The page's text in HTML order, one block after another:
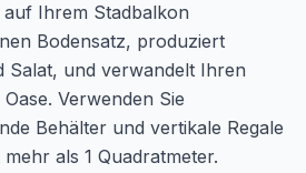
Ihrem Stadbalkon
Bodensatz, produziert
Salat, und verwandelt Ihren
Verwenden Sie
Behälter und vertikale Regale
als 1 Quadratmeter.